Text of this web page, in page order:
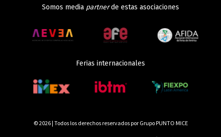
Somos media partnerde estas asociaciones
Ferias internacionales
© 2026 | Todos los derechos reservados por Grupo PUNTO MICE